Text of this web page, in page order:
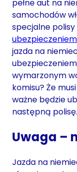
pełne aut na
samochodów
specjalne
jazda na
wymarzonym
komisu? Że
ważne będzie
następną polisę.
Uwaga –
Jazda na